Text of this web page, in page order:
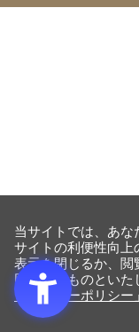
当サイトでは、あな
サイトの利便性向上
表示を閉じるか、閲
同意するものといた
ライバシーポリシー」